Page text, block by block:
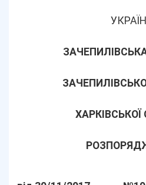
ХАРКІВСЬКОЇ